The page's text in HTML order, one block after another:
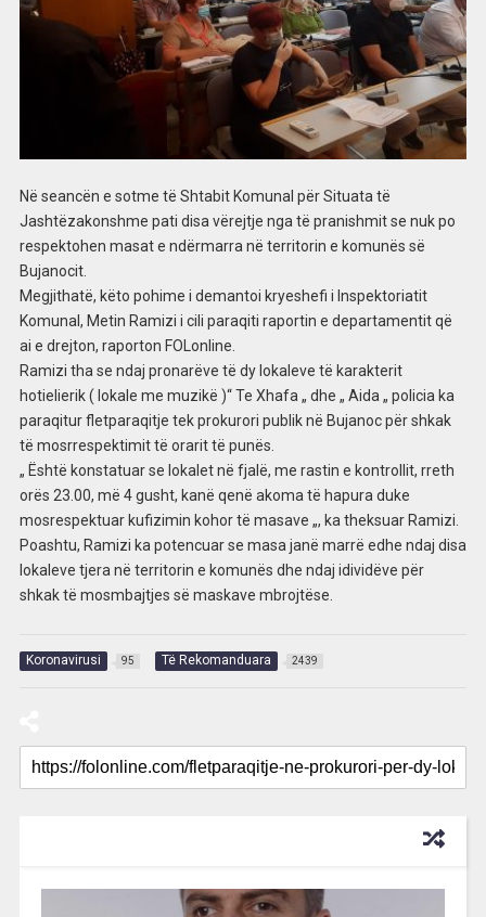
Në seancën e sotme të Shtabit Komunal për Situata të
Jashtëzakonshme pati disa vërejtje nga të pranishmit se nuk po
respektohen masat e ndërmarra në territorin e komunës së
Bujanocit.
Megjithatë, këto pohime i demantoi kryeshefi i Inspektoriatit
Komunal, Metin Ramizi i cili paraqiti raportin e departamentit që
ai e drejton, raporton FOLonline.
Ramizi tha se ndaj pronarëve të dy lokaleve të karakterit
hotielierik ( lokale me muzikë )“ Te Xhafa „ dhe „ Aida „ policia ka
paraqitur fletparaqitje tek prokurori publik në Bujanoc për shkak
të mosrrespektimit të orarit të punës.
„ Është konstatuar se lokalet në fjalë, me rastin e kontrollit, rreth
orës 23.00, më 4 gusht, kanë qenë akoma të hapura duke
mosrespektuar kufizimin kohor të masave „, ka theksuar Ramizi.
Poashtu, Ramizi ka potencuar se masa janë marrë edhe ndaj disa
lokaleve tjera në territorin e komunës dhe ndaj idividëve për
shkak të mosmbajtjes së maskave mbrojtëse.
Koronavirusi 95 Të Rekomanduara 2439